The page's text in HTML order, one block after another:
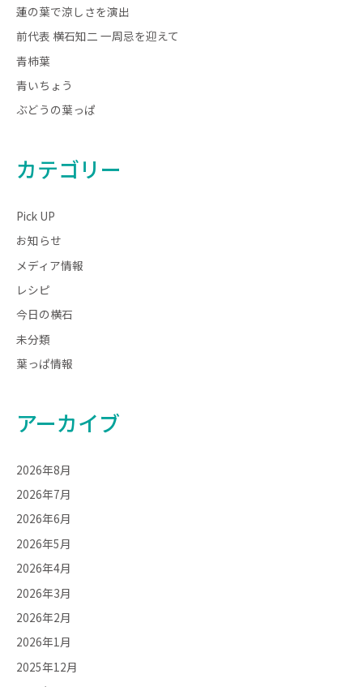
蓮の葉で涼しさを演出
前代表 横石知二 一周忌を迎えて
青柿葉
青いちょう
ぶどうの葉っぱ
カテゴリー
Pick UP
お知らせ
メディア情報
レシピ
今日の横石
未分類
葉っぱ情報
アーカイブ
2026年8月
2026年7月
2026年6月
2026年5月
2026年4月
2026年3月
2026年2月
2026年1月
2025年12月